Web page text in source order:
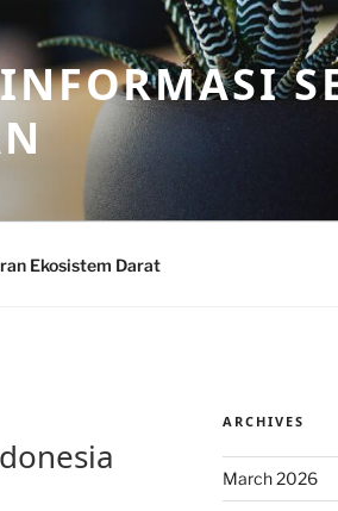
Ekosistem Darat
ARCHIVES
March 2026